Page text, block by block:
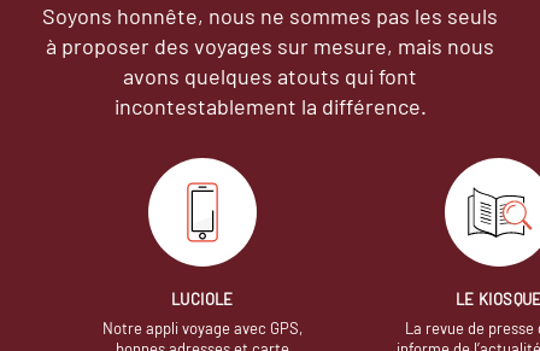
Soyons honnête, nous ne sommes pas les seuls
à proposer des voyages sur mesure, mais nous
avons quelques atouts qui font
incontestablement la différence.
LUCIOLE
Notre appli voyage avec GPS,
LE
La revue de presse